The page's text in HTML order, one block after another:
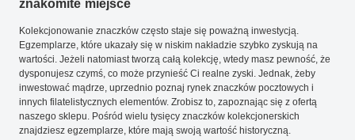
znakomite miejsce
Kolekcjonowanie znaczków często staje się poważną inwestycją.
Egzemplarze, które ukazały się w niskim nakładzie szybko zyskują na
wartości. Jeżeli natomiast tworzą całą kolekcję, wtedy masz pewność, że
dysponujesz czymś, co może przynieść Ci realne zyski. Jednak, żeby
inwestować mądrze, uprzednio poznaj rynek znaczków pocztowych i
innych filatelistycznych elementów. Zrobisz to, zapoznając się z ofertą
naszego sklepu. Pośród wielu tysięcy znaczków kolekcjonerskich
znajdziesz egzemplarze, które mają swoją wartość historyczną.